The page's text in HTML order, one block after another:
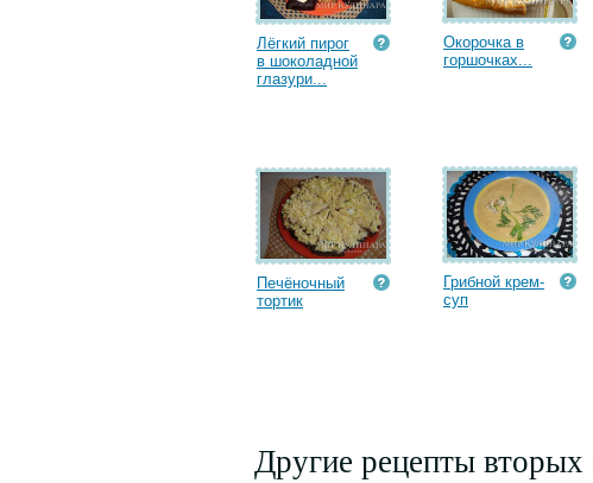
Лёгкий пирог
в шоколадной
глазури...
Окорочка в
горшочках...
Печёночный
тортик
Грибной крем-
суп
Другие рецепты